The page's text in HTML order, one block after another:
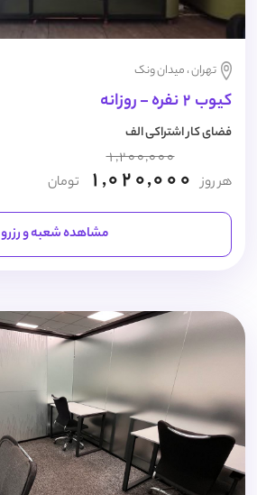
تهران ، میدان ونک
کیوب 2 نفره - روزانه
فضای کار اشتراکی الف
هر روز
1,200,000
1,020,000 تومان
مشاهده شعبه و رزرو